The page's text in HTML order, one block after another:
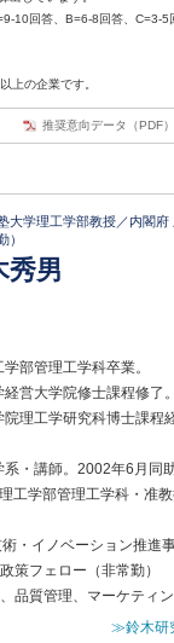
10回答、B=6-8回答、C=3-5
上の企業です。
推奨意向データ（PDF）
大学理工学部教授／内閣
）
秀男
部管理工学科卒業。
営大学院修士課程修了。
理工学研究科博士課程
・講師。2002年6月同助
工学部管理工学科・准
・イノベーション推進
策フェロー（非常勤）
品質管理、マーケティン
≫鈴木研